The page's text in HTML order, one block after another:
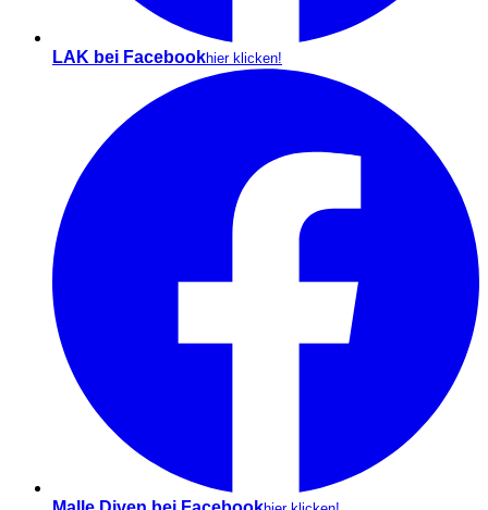
LAK bei Facebookhier klicken!